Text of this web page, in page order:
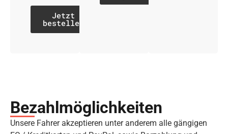
Jetzt
bestellen
Bezahl­möglich­keiten
Unsere Fahrer akzeptieren unter anderem alle gängigen